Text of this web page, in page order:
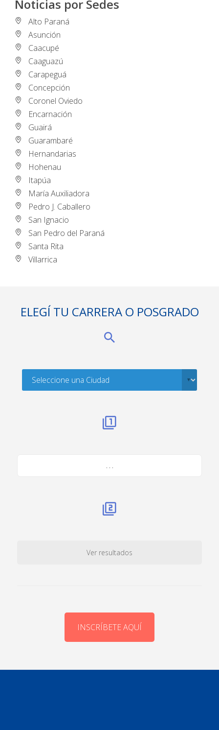
Noticias por Sedes
Alto Paraná
Asunción
Caacupé
Caaguazú
Carapeguá
Concepción
Coronel Oviedo
Encarnación
Guairá
Guarambaré
Hernandarias
Hohenau
Itapúa
María Auxiliadora
Pedro J. Caballero
San Ignacio
San Pedro del Paraná
Santa Rita
Villarrica
ELEGÍ TU CARRERA O POSGRADO
. . .
Ver resultados
INSCRÍBETE AQUÍ